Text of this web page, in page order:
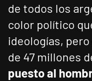
de todos los
color político
ideologías,
de 47 millones
puesto al